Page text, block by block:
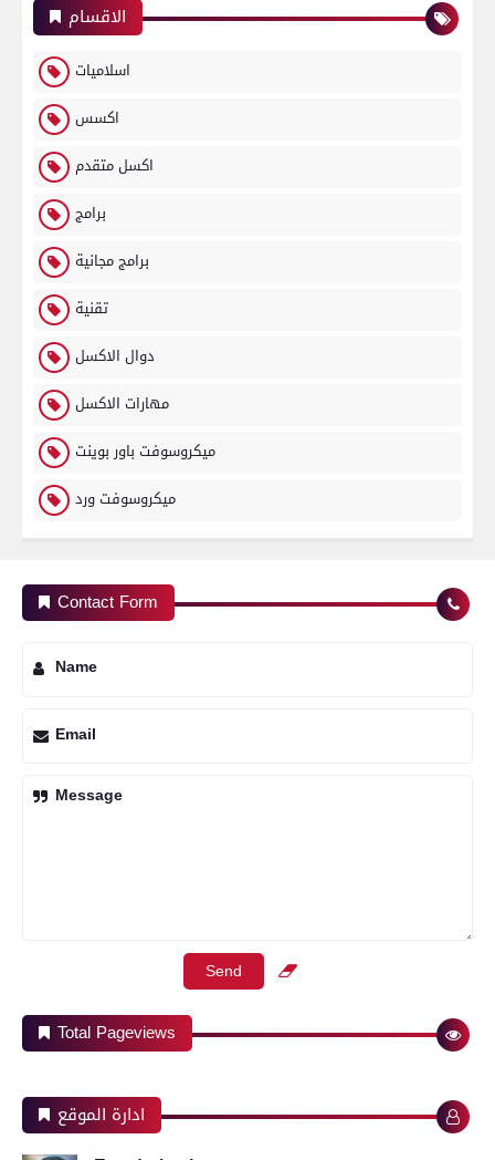
الاقسام
اسلاميات
اكسس
اكسل متقدم
برامج
برامج مجانية
تقنية
دوال الاكسل
مهارات الاكسل
ميكروسوفت باور بوينت
ميكروسوفت ورد
Contact Form
Name
Email
Message
Total Pageviews
ادارة الموقع